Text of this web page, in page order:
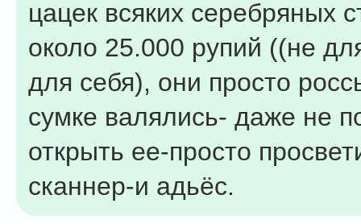
цацек всяких серебряных
около 25.000 рупий ((не
для себя), они просто
сумке валялись- даже не
открыть ее-просто
сканнер-и адьёс.